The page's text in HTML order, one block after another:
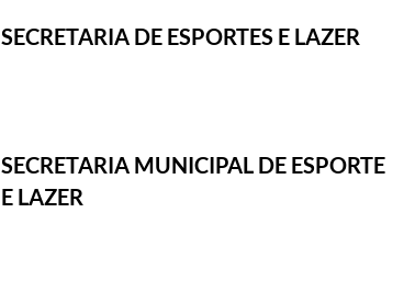
SECRETARIA DE ESPORTES E LAZER
SECRETARIA MUNICIPAL DE ESPORTE
E LAZER